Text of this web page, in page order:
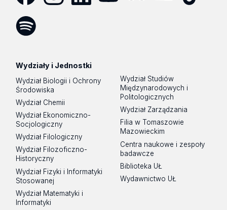
Wydziały i Jednostki
Wydział Biologii i Ochrony
Środowiska
Wydział Chemii
Wydział Ekonomiczno-
Socjologiczny
Wydział Filologiczny
Wydział Filozoficzno-
Historyczny
Wydział Fizyki i Informatyki
Stosowanej
Wydział Matematyki i
Informatyki
Wydział Studiów
Międzynarodowych i
Politologicznych
Wydział Zarządzania
Filia w Tomaszowie
Mazowieckim
Centra naukowe i zespoły
badawcze
Biblioteka UŁ
Wydawnictwo UŁ